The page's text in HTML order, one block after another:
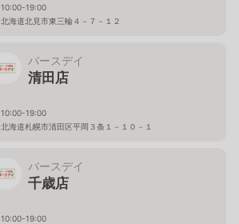
10:00-19:00
北海道北見市東三輪４－７－１２
バースデイ
清田店
10:00-19:00
北海道札幌市清田区平岡３条１－１０－１
バースデイ
千歳店
10:00-19:00